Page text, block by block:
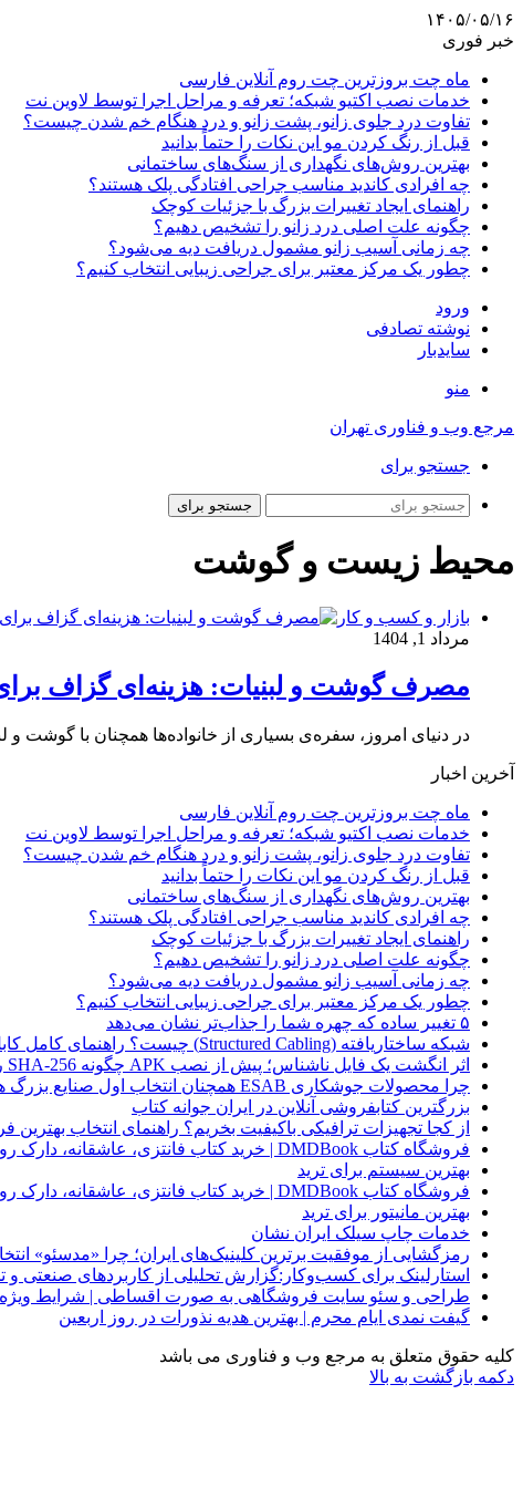
۱۴۰۵/۰۵/۱۶
خبر فوری
ماه چت بروزترین چت روم آنلاین فارسی
خدمات نصب اکتیو شبکه؛ تعرفه و مراحل اجرا توسط لاوین نت
تفاوت درد جلوی زانو، پشت زانو و درد هنگام خم شدن چیست؟
قبل از رنگ کردن مو این نکات را حتماً بدانید
بهترین روش‌های نگهداری از سنگ‌های ساختمانی
چه افرادی کاندید مناسب جراحی افتادگی پلک هستند؟
راهنمای ایجاد تغییرات بزرگ با جزئیات کوچک
چگونه علت اصلی درد زانو را تشخیص دهیم؟
چه زمانی آسیب زانو مشمول دریافت دیه می‌شود؟
چطور یک مرکز معتبر برای جراحی زیبایی انتخاب کنیم؟
ورود
نوشته تصادفی
سایدبار
منو
مرجع وب و فناوری تهران
جستجو برای
جستجو برای
محیط زیست و گوشت
بازار و کسب و کار
مرداد 1, 1404
مصرف گوشت و لبنیات: هزینه‌ای گزاف
در دنیای امروز، سفره‌ی بسیاری از خانواده‌ها همچنان با گوشت
آخرین اخبار
ماه چت بروزترین چت روم آنلاین فارسی
خدمات نصب اکتیو شبکه؛ تعرفه و مراحل اجرا توسط لاوین نت
تفاوت درد جلوی زانو، پشت زانو و درد هنگام خم شدن چیست؟
قبل از رنگ کردن مو این نکات را حتماً بدانید
بهترین روش‌های نگهداری از سنگ‌های ساختمانی
چه افرادی کاندید مناسب جراحی افتادگی پلک هستند؟
راهنمای ایجاد تغییرات بزرگ با جزئیات کوچک
چگونه علت اصلی درد زانو را تشخیص دهیم؟
چه زمانی آسیب زانو مشمول دریافت دیه می‌شود؟
چطور یک مرکز معتبر برای جراحی زیبایی انتخاب کنیم؟
۵ تغییر ساده که چهره شما را جذاب‌تر نشان می‌دهد
شبکه ساختاریافته (Structured Cabling) چیست؟ راهنمای کامل کابل‌کشی استاندارد شبکه
اثر انگشت یک فایل ناشناس؛ پیش از نصب APK چگونه SHA-256 را بررسی کنیم؟
چرا محصولات جوشکاری ESAB همچنان انتخاب اول صنایع بزرگ هستند؟
بزرگترین کتابفروشی آنلاین در ایران جوانه کتاب
از کجا تجهیزات ترافیکی باکیفیت بخریم؟ راهنمای انتخاب بهترین
فروشگاه کتاب DMDBook | خرید کتاب فانتزی، عاشقانه، دارک رومنس و رمان بدون حذفیات
بهترین سیستم برای ترید
فروشگاه کتاب DMDBook | خرید کتاب فانتزی، عاشقانه، دارک رومنس و رمان بدون حذفیات
بهترین مانیتور برای ترید
خدمات چاپ سیلک ایران نشان
رمزگشایی از موفقیت برترین کلینیک‌های ایران؛ چرا «مدسئو»
استارلینک برای کسب‌وکار:گزارش تحلیلی از کاربردهای صنعتی و
طراحی و سئو سایت فروشگاهی به صورت اقساطی | شرایط ویژه
گیفت نمدی ایام محرم | بهترین هدیه نذورات در روز اربعین
کلیه حقوق متعلق به مرجع وب و فناوری می باشد
دکمه بازگشت به بالا